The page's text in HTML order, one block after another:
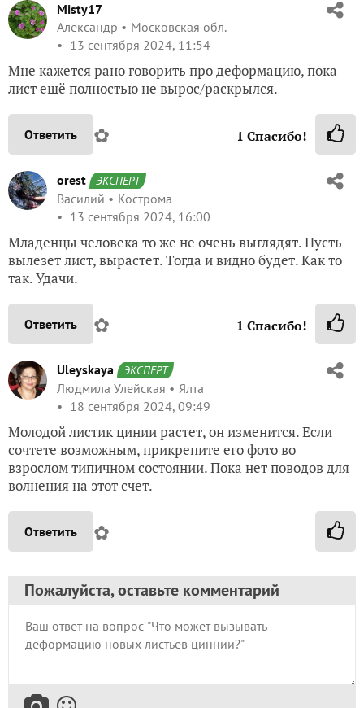
Misty17
Александр
Московская обл.
13 сентября 2024, 11:54
Мне кажется рано говорить про деформацию, пока
лист ещё полностью не вырос/раскрылся.
Ответить ✿ 1 Спасибо!
orest ЭКСПЕРТ
Василий
Кострома
13 сентября 2024, 16:00
Младенцы человека то же не очень выглядят. Пусть
вылезет лист, вырастет. Тогда и видно будет. Как то
так. Удачи.
Ответить ✿ 1 Спасибо!
Uleyskaya ЭКСПЕРТ
Людмила Улейская
Ялта
18 сентября 2024, 09:49
Молодой листик цинии растет, он изменится. Если
сочтете возможным, прикрепите его фото во
взрослом типичном состоянии. Пока нет поводов для
волнения на этот счет.
Ответить ✿
Пожалуйста, оставьте комментарий